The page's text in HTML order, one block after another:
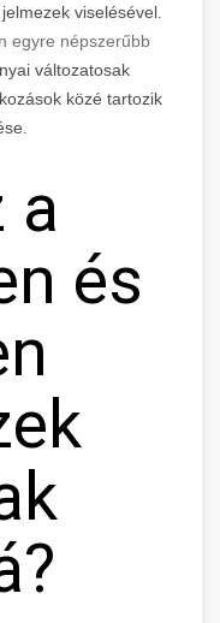
viselésével.
egyre népszerűbb
változatosak
közé tartozik
a
és